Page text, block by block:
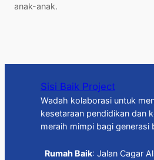
anak-anak.
Sisi Baik Project
Wadah kolaborasi untuk
kesetaraan pendidikan dan
meraih mimpi bagi generasi
Rumah Baik: Jalan Cagar